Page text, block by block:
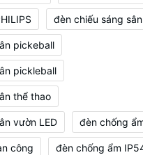
đèn chiếu sáng
pickeball
pickleball
thể thao
vườn LED đèn chống
công đèn chống ẩm